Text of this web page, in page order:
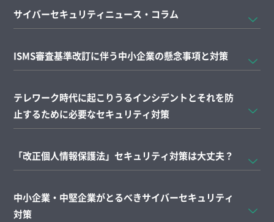
サイバーセキュリティニュース・コラム
ISMS審査基準改訂に伴う中小企業の懸念事項と対策
テレワーク時代に起こりうるインシデントとそれを防
止するために必要なセキュリティ対策
「改正個人情報保護法」セキュリティ対策は大丈夫？
中小企業・中堅企業がとるべきサイバーセキュリティ
対策